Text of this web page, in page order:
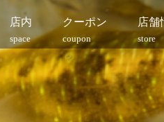
店内
space
クーポン
coupon
店舗
store